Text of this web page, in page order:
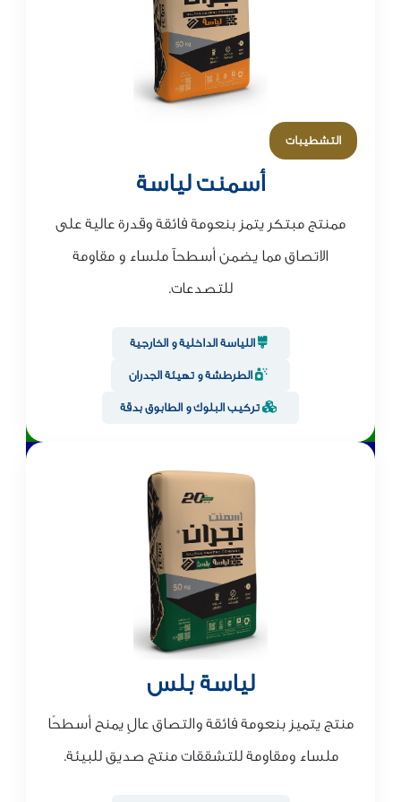
التشطيبات
أسمنت لياسة
ممنتج مبتكر يتمز بنعومة فائقة وقدرة عالية على
الاتصاق مما يضمن أسطحآ ملساء و مقاومة
للتصدعات.
اللياسة الداخلية و الخارجية
الطرطشة و تهيئة الجدران
تركيب البلوك و الطابوق بدقة
لياسة بلس
منتج يتميز بنعومة فائقة والتصاق عالٍ يمنح أسطحًا
ملساء ومقاومة للتشققات منتج صديق للبيئة.